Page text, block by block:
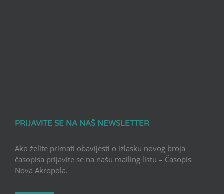
PRIJAVITE SE NA NAŠ NEWSLETTER
Ako želite primati obavijesti o izlasku novog broja
časopisa prijavite se na našu mailing listu – Časopis
Nova Akropola.